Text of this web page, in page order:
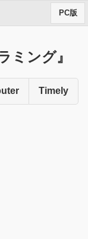
PC版
ミング』
Timely